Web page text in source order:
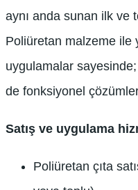
aynı anda sunan ilk ve
Poliüretan malzeme ile
uygulamalar
de fonksiyonel
Satış ve uygulama
Poliüretan çıta